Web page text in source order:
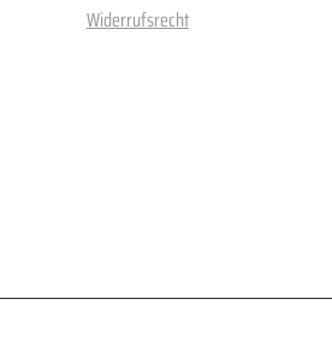
Widerrufsrecht